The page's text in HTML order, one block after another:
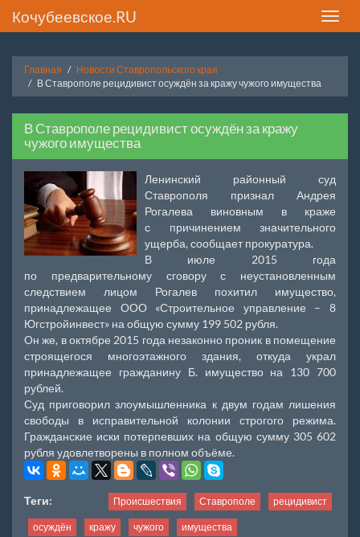
Toggle
Кочубеевское.RU
Главная
Новости Ставропольского края
В Ставрополе рецидивист осуждён за кражу чужого имущества
В Ставрополе рецидивист осуждён за кражу
чужого имущества
Ленинский районный суд
Ставрополя признал Андрея
Рогалева виновным в краже
с причинением значительного
ущерба, сообщает прокуратура.
В июле 2015 года
по предварительному сговору с неустановленным
следствием лицом Рогалев похитил имущество,
принадлежащее ООО «Строительное управление – 8
Югстройинвест» на общую сумму 199 502 рубля.
Он же, в октябре 2015 года незаконно проник в помещение
строящегося многоэтажного здания, откуда украл
принадлежащее гражданину Б. имущество на 130 700
рублей.
Суд приговорил злоумышленника к двум годам лишения
свободы в исправительной колонии строгого режима.
Гражданские иски потерпевших на общую сумму 305 602
рубля удовлетворены в полном объёме.
Теги: Происшествия Ставрополе рецидивист
осуждён кражу чужого имущества